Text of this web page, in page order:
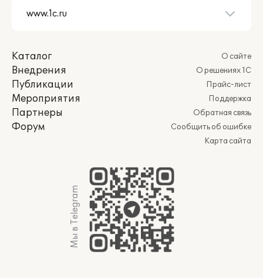
Каталог
Внедрения
Публикации
Мероприятия
Партнеры
Форум
О сайте
О решениях 1С
Прайс-лист
Поддержка
Обратная связь
Сообщить об ошибке
Карта сайта
Мы в Telegram